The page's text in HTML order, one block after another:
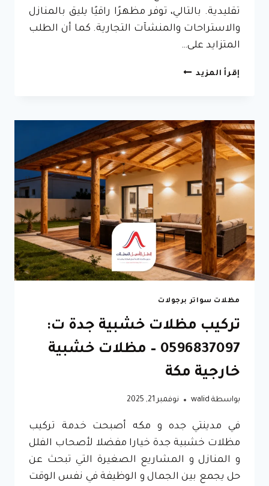
تقليدية. بالتالي، توفر مظهرًا راقيًا يليق بالمنازل
والاستراحات والمنشآت التجارية. كما أن الطلب
المتزايد على…
إقرأ المزيد تركيب
ت:
0596837097
–
مظلات
خارجية
معلقة
مظلات سواتر برجولات
تركيب مظلات خشبية جدة ت:
0596837097 – مظلات خشبية
خارجية مكة
بواسطة walid نوفمبر 21, 2025
في مدينتي جده و مكه أصبحت خدمة تركيب
مظلات خشبية جدة خيارا مفضلا لأصحاب الفلل
و المنازل و المشاريع الصغيرة التي تبحث عن
حل يجمع بين الجمال و الوظيفة في نفس الوقت